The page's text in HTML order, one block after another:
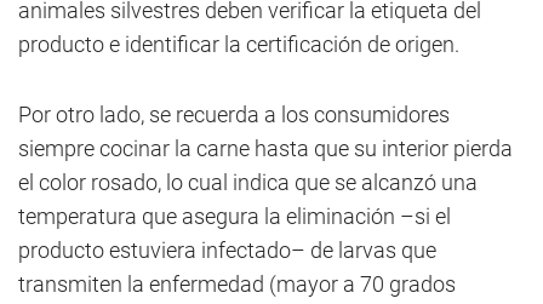
animales silvestres deben verificar la etiqueta del
producto e identificar la certificación de origen.
Por otro lado, se recuerda a los consumidores
siempre cocinar la carne hasta que su interior pierda
el color rosado, lo cual indica que se alcanzó una
temperatura que asegura la eliminación –si el
producto estuviera infectado– de larvas que
transmiten la enfermedad (mayor a 70 grados